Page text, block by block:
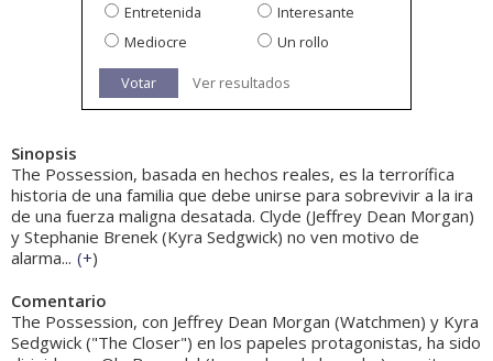
Entretenida
Interesante
Mediocre
Un rollo
Votar Ver resultados
Sinopsis
The Possession, basada en hechos reales, es la terrorífica
historia de una familia que debe unirse para sobrevivir a la ira
de una fuerza maligna desatada. Clyde (Jeffrey Dean Morgan)
y Stephanie Brenek (Kyra Sedgwick) no ven motivo de
alarma... (+)
Comentario
The Possession, con Jeffrey Dean Morgan (Watchmen) y Kyra
Sedgwick ("The Closer") en los papeles protagonistas, ha sido